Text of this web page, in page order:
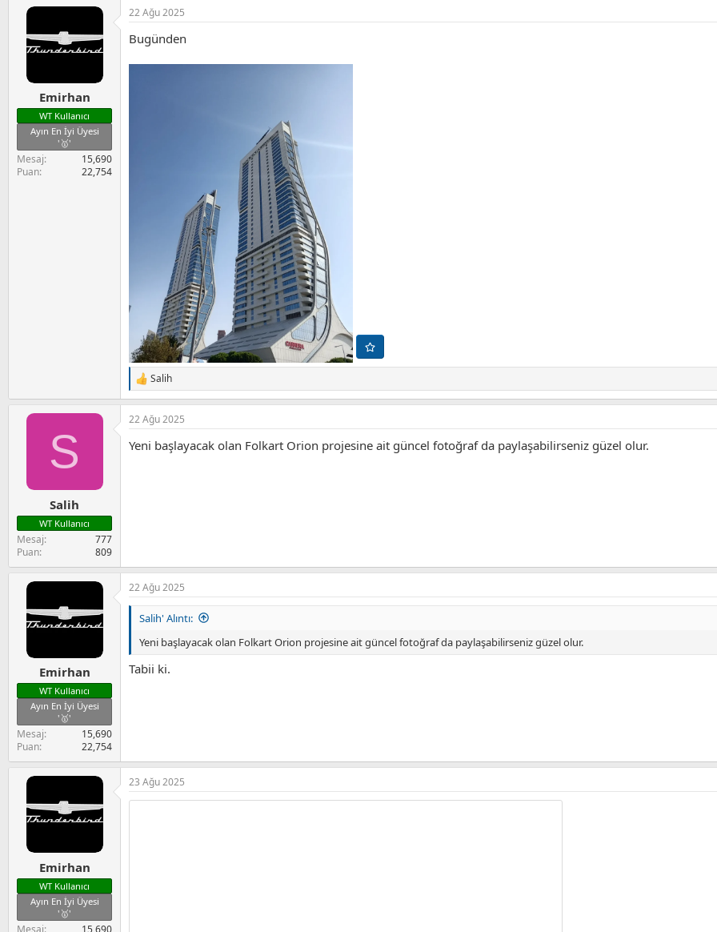
k
l
r
Emirhan
WT Kullanıcı
Ayın En İyi Üyesi
'🥇'
Mesaj
15,690
Puan
22,754
22 Ağu 2025
Bugünden
T
e
p
k
l
Salih
S
Salih
WT Kullanıcı
Mesaj
777
Puan
809
22 Ağu 2025
Yeni başlayacak olan Folkart Orion projesine ait güncel fotoğraf da paylaşabilirseniz güzel olur.
Emirhan
WT Kullanıcı
Ayın En İyi Üyesi
'🥇'
Mesaj
15,690
Puan
22,754
22 Ağu 2025
Salih' Alıntı:
Yeni başlayacak olan Folkart Orion projesine ait güncel fotoğraf da paylaşabilirseniz güzel olur.
Tabii ki.
Emirhan
WT Kullanıcı
Ayın En İyi Üyesi
'🥇'
Mesaj 15,690
23 Ağu 2025